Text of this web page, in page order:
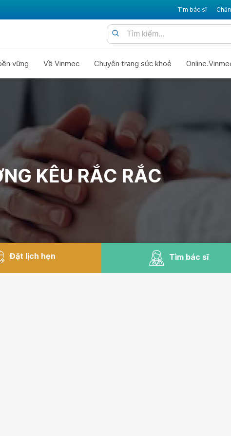
Tìm bác sĩ
vững Về Vinmec Chuyên trang sức khoẻ
KÊU RẮC RẮC
Đặt lịch hẹn Tìm bác sĩ